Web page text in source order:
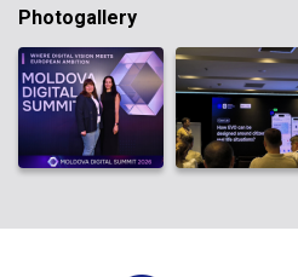
Photogallery